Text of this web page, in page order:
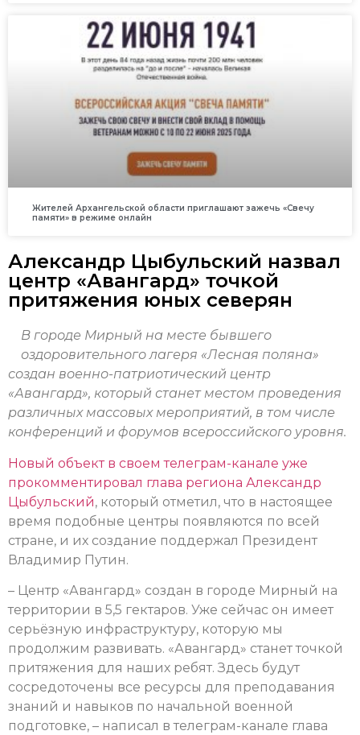
Жителей Архангельской области приглашают зажечь «Свечу
памяти» в режиме онлайн
Александр Цыбульский назвал
центр «Авангард» точкой
притяжения юных северян
В городе Мирный на месте бывшего
оздоровительного лагеря «Лесная поляна»
создан военно-патриотический центр
«Авангард», который станет местом проведения
различных массовых мероприятий, в том числе
конференций и форумов всероссийского уровня.
Новый объект в своем телеграм-канале уже
прокомментировал глава региона Александр
Цыбульский, который отметил, что в настоящее
время подобные центры появляются по всей
стране, и их создание поддержал Президент
Владимир Путин.
– Центр «Авангард» создан в городе Мирный на
территории в 5,5 гектаров. Уже сейчас он имеет
серьёзную инфраструктуру, которую мы
продолжим развивать. «Авангард» станет точкой
притяжения для наших ребят. Здесь будут
сосредоточены все ресурсы для преподавания
знаний и навыков по начальной военной
подготовке, – написал в телеграм-канале глава